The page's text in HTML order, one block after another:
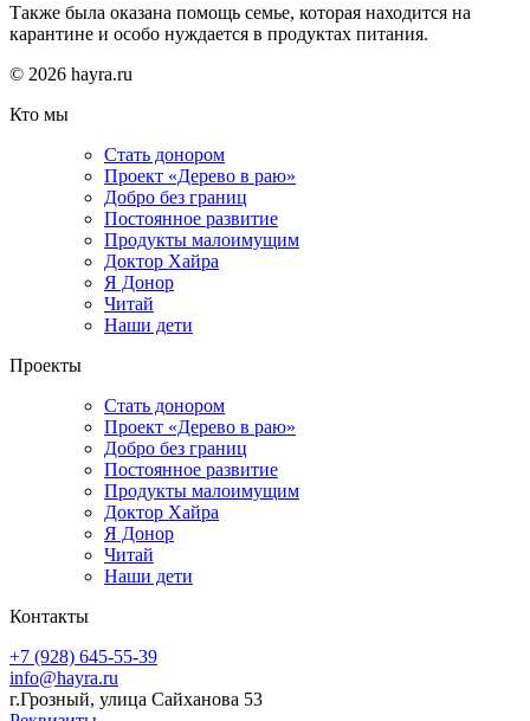
Также была оказана помощь семье, которая находится на
карантине и особо нуждается в продуктах питания.
© 2026 hayra.ru
Кто мы
Стать донором
Проект «Дерево в раю»
Добро без границ
Постоянное развитие
Продукты малоимущим
Доктор Хайра
Я Донор
Читай
Наши дети
Проекты
Стать донором
Проект «Дерево в раю»
Добро без границ
Постоянное развитие
Продукты малоимущим
Доктор Хайра
Я Донор
Читай
Наши дети
Контакты
+7 (928) 645-55-39
info@hayra.ru
г.Грозный, улица Сайханова 53